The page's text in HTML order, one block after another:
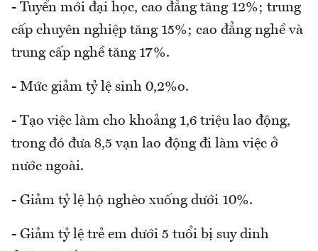
- Tuyển mới đại học, cao đẳng tăng 12%; trung
cấp chuyên nghiệp tăng 15%; cao đẳng nghề và
trung cấp nghề tăng 17%.
- Mức giảm tỷ lệ sinh 0,2%o.
- Tạo việc làm cho khoảng 1,6 triệu lao động,
trong đó đưa 8,5 vạn lao động đi làm việc ở
nước ngoài.
- Giảm tỷ lệ hộ nghèo xuống dưới 10%.
- Giảm tỷ lệ trẻ em dưới 5 tuổi bị suy dinh